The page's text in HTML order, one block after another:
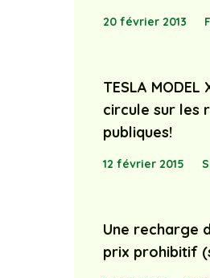
20 février 2013
TESLA MODEL
circule sur les
publiques!
12 février 2015
Une recharge
prix prohibitif